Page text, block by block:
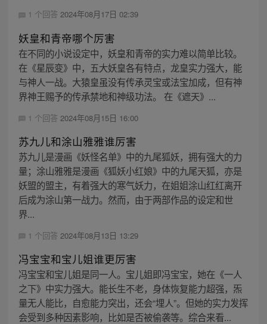
1 个回答 2024年08月17日 02:39
妖皇和青帝哪个厉害
在不同的小说设定中，妖皇和青帝的实力难以简单比较。
在《星辰变》中，五大妖皇各有特点，龙皇实力强大，能
与神人一战。大猿皇虽没有传承灵宝或法宝加成，但有神
界神王赐予的传承禁地和神级功法。 在《遮天》...
1 个回答 2024年08月15日 16:00
苏九儿和涂山雅雅谁厉害
苏九儿是漫画《妖怪名单》中的九尾狐妖，拥有强大的力
量；涂山雅雅是漫画《狐妖小红娘》中的九尾天狐，亦是
妖盟的盟主，有着强大的寒气妖力，在姐姐涂山红红离开
后成为涂山第一战力。然而，由于两部作品的设定和世
界...
1 个回答 2024年08月13日 13:29
冯宝宝和宝儿姐谁更厉害
冯宝宝和宝儿姐是同一人。宝儿姐即冯宝宝，她在《一人
之下》中实力强大。能长生不老，身体恢复能力超强，炁
量无人能比，自愈能力突出，还会“埋人”。但她的实力发挥
会受到多种因素影响，比如是否被偷袭等。综合来看...